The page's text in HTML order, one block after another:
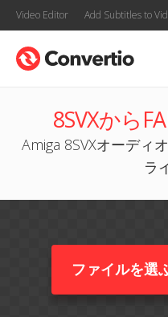
Video Editor Add Subtitles to
8SVXから
Amiga 8SVXオーディ
ラ
ファイルを選